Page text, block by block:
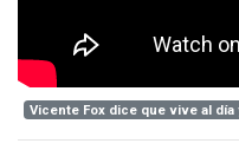
Vicente Fox dice que vive al